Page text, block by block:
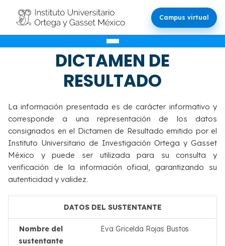
Campus virtual
VALIDACIÓN DEL
DICTAMEN DE
RESULTADO
La información presentada es de carácter informativo y
corresponde a una representación de los datos
consignados en el Dictamen de Resultado emitido por el
Instituto Universitario de Investigación Ortega y Gasset
México y puede ser utilizada para su consulta y
verificación de la información oficial, garantizando su
autenticidad y validez.
DATOS DEL SUSTENTANTE
Nombre del
sustentante
Eva Gricelda Rojas Bustos